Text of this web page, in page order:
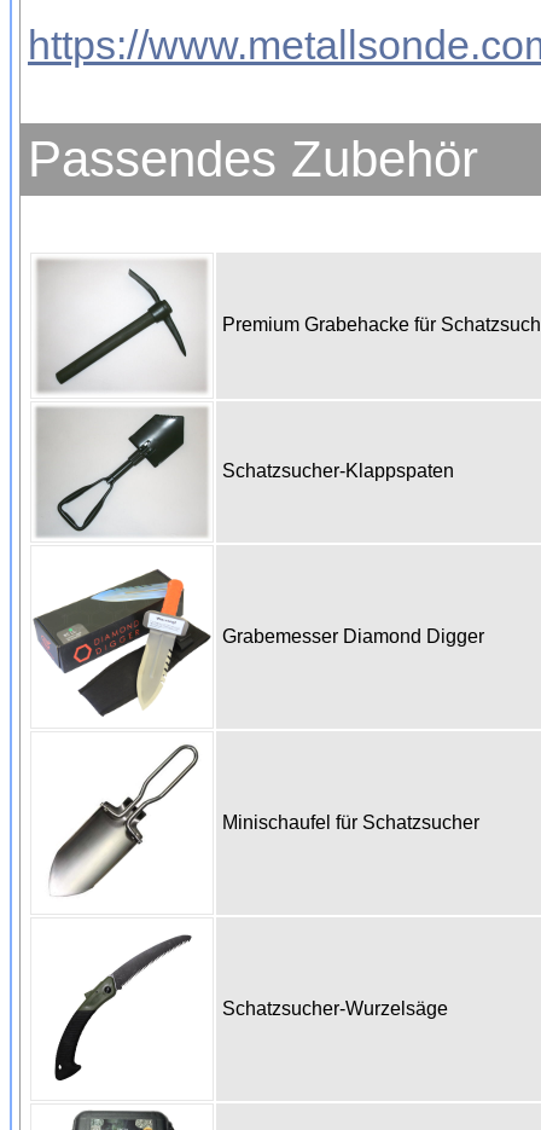
https://
Passendes Zubehör
Premium Grabehacke für
Schatzsucher-Klappspaten
Grabemesser Diamond Digger
Minischaufel für Schatzsucher
Schatzsucher-Wurzelsäge